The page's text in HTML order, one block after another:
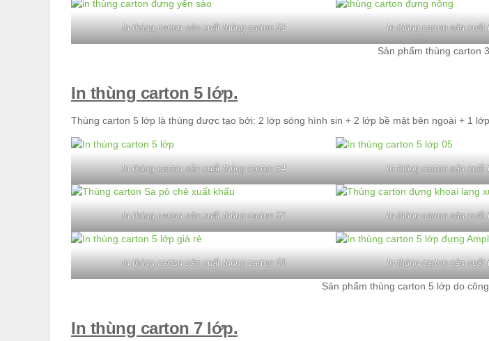
In thùng carton sản xuất thùng carton 51 In thùng carton sản xuất
Sản phẩm thùng carton
In thùng carton 5 lớp.
Thùng carton 5 lớp là thùng được tạo bởi: 2 lớp sóng hình sin + 2 lớp bề mặt bên ngoài + 1
In thùng carton sản xuất thùng carton 54 In thùng carton sản xuất
In thùng carton sản xuất thùng carton 57 In thùng carton sản xuất
In thùng carton sản xuất thùng carton 60 In thùng carton sản xuất
Sản phẩm thùng carton 5 lớp do
In thùng carton 7 lớp.